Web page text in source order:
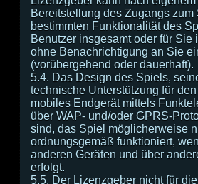
Bereitstellung des Zugangs
bestimmten Funktionalität des
Benutzer insgesamt oder für Sie
ohne Benachrichtigung an Sie
(vorübergehend oder dauerhaft).
5.4. Das Design des Spiels,
technische Unterstützung für
mobiles Endgerät mittels
über WAP- und/oder GPRS-
sind, das Spiel möglicherweise
ordnungsgemäß funktioniert,
anderen Geräten und über
erfolgt.
5.5. Der Lizenzgeber nicht für